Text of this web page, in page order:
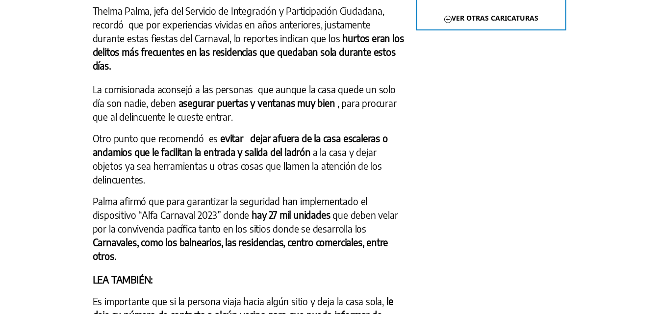
Thelma Palma, jefa del Servicio de Integración y Participación Ciudadana,
recordó que por experiencias vividas en años anteriores, justamente
durante estas fiestas del Carnaval, lo reportes indican que los hurtos eran los
delitos más frecuentes en las residencias que quedaban sola durante estos
días.
La comisionada aconsejó a las personas que aunque la casa quede un solo
día son nadie, deben asegurar puertas y ventanas muy bien , para procurar
que al delincuente le cueste entrar.
Otro punto que recomendó es evitar dejar afuera de la casa escaleras o
andamios que le facilitan la entrada y salida del ladrón a la casa y dejar
objetos ya sea herramientas u otras cosas que llamen la atención de los
delincuentes.
Palma afirmó que para garantizar la seguridad han implementado el
dispositivo “Alfa Carnaval 2023” donde hay 27 mil unidades que deben velar
por la convivencia pacífica tanto en los sitios donde se desarrolla los
Carnavales, como los balnearios, las residencias, centro comerciales, entre
otros.
LEA TAMBIÉN:
Es importante que si la persona viaja hacia algún sitio y deja la casa sola, le
VER OTRAS CARICATURAS